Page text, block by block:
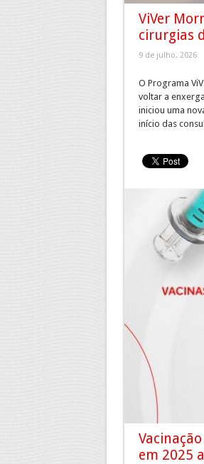
ViVer
cirurgias
9 de julho, 2026
O Programa
voltar a
iniciou uma
início das
em 2025